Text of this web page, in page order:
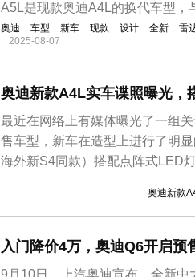
A5L是现款奥迪A4L的换代车型，
奥迪 车型 新车 现款 设计 全新 雷
2025-08-07
奥迪新款A4L实车谍照曝光，
最近在网络上有媒体曝光了一组
售车型，新车在造型上进行了明
海外新S4同款）搭配点阵式LED
示，随着国内豪华车市场消费趋
市场认可度逐步提升。奥迪需要
奥迪新款
入门降价4万，奥迪Q6开启预
9月10日，上汽奥迪宣布，全新